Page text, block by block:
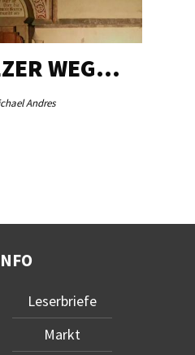
WEG…
Andres
Leserbriefe
Markt